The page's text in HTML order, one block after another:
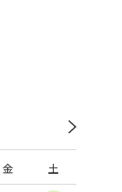
金 土